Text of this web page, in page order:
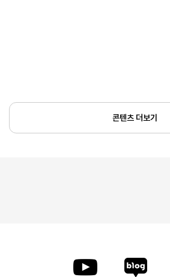
콘텐츠 더보기